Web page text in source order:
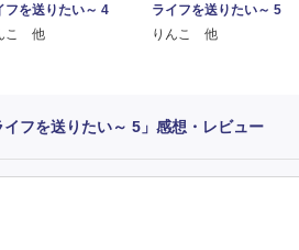
フを送りたい～ 4
こ 他
ライフを送りたい～ 5
りんこ 他
フを送りたい～ 5」感想・レビュー